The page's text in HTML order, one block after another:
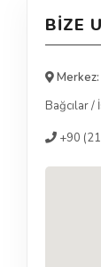
BIZE
Merkez:
Bağcılar/
+90